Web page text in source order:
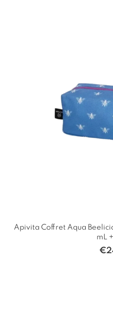
Apivita Coffret Aqua
mL
€